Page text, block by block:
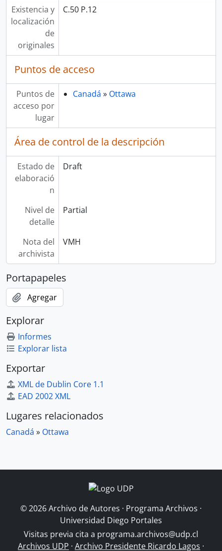
Existencia y
localización
de
originales
C.50 P.12
Puntos de acceso
Puntos de
acceso por
lugar
Canadá » Ottawa
Área de control de la descripción
Estado de
elaboració
n
Draft
Nivel de
detalle
Partial
Nota del
archivista
VMH
Portapapeles
Agregar
Explorar
Informes
Explorar lista
Exportar
XML de Dublin Core 1.1
EAD 2002 XML
Lugares relacionados
Canadá » Ottawa
© 2026 Archivo de Autores · Programa Archivos ·
Universidad Diego Portales
Visitas previa cita a programa.archivos@udp.cl
Archivos UDP · Archivo Presidente Ricardo Lagos ·